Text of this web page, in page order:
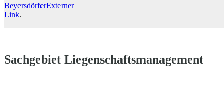
BeyersdörferExterner
Link.
Sachgebiet Liegenschaftsmanagement